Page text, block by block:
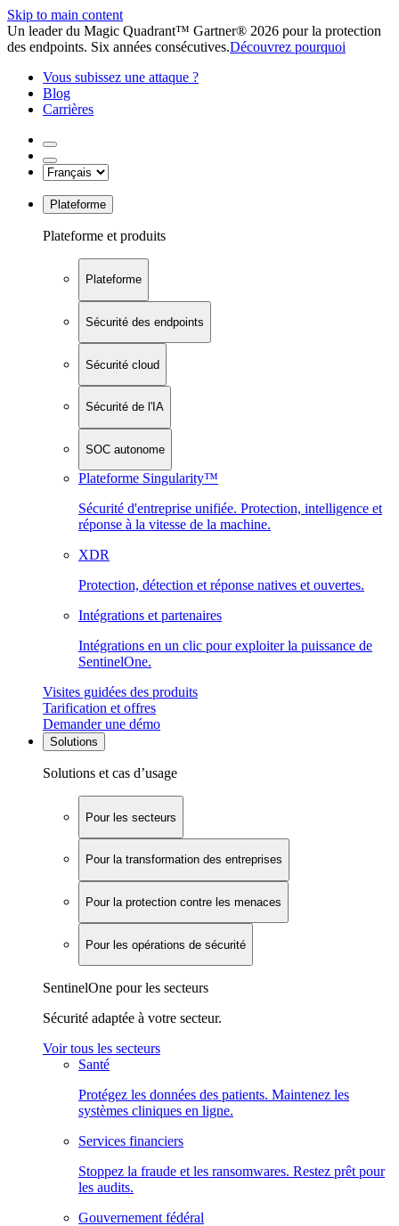
Skip to main content
Un leader du Magic Quadrant™ Gartner® 2026 pour la protection
des endpoints. Six années consécutives.Découvrez pourquoi
Vous subissez une attaque ?
Blog
Carrières
Plateforme
Plateforme et produits
Plateforme
Sécurité des endpoints
Sécurité cloud
Sécurité de l'IA
SOC autonome
Plateforme Singularity™
Sécurité d'entreprise unifiée. Protection, intelligence et
réponse à la vitesse de la machine.
XDR
Protection, détection et réponse natives et ouvertes.
Intégrations et partenaires
Intégrations en un clic pour exploiter la puissance de
SentinelOne.
Visites guidées des produits
Tarification et offres
Demander une démo
Solutions
Solutions et cas d’usage
Pour les secteurs
Pour la transformation des entreprises
Pour la protection contre les menaces
Pour les opérations de sécurité
SentinelOne pour les secteurs
Sécurité adaptée à votre secteur.
Voir tous les secteurs
Santé
Protégez les données des patients. Maintenez les
systèmes cliniques en ligne.
Services financiers
Stoppez la fraude et les ransomwares. Restez prêt pour
les audits.
Gouvernement fédéral